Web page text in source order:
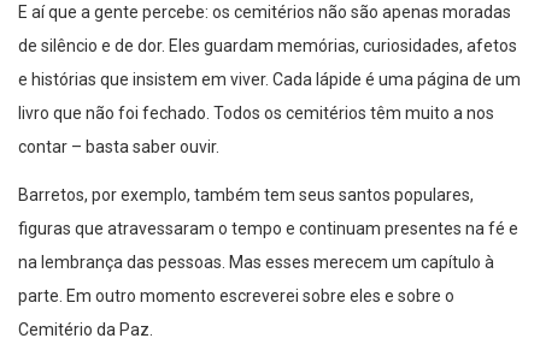
E aí que a gente percebe: os cemitérios não são apenas moradas
de silêncio e de dor. Eles guardam memórias, curiosidades, afetos
e histórias que insistem em viver. Cada lápide é uma página de um
livro que não foi fechado. Todos os cemitérios têm muito a nos
contar – basta saber ouvir.
Barretos, por exemplo, também tem seus santos populares,
figuras que atravessaram o tempo e continuam presentes na fé e
na lembrança das pessoas. Mas esses merecem um capítulo à
parte. Em outro momento escreverei sobre eles e sobre o
Cemitério da Paz.